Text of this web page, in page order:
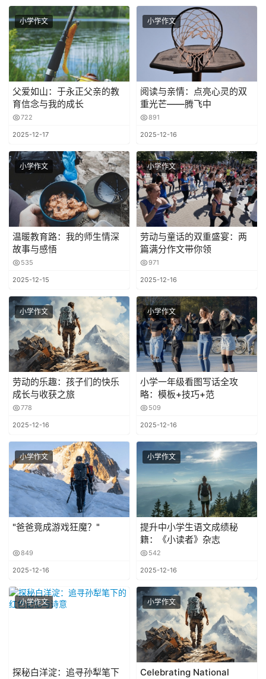
小学作文
父爱如山：于永正父亲的教
育信念与我的成长
722
2025-12-17
小学作文
阅读与亲情：点亮心灵的双
重光芒——腾飞中
891
2025-12-16
小学作文
温暖教育路：我的师生情深
故事与感悟
535
2025-12-15
小学作文
劳动与童话的双重盛宴：两
篇满分作文带你领
971
2025-12-16
小学作文
劳动的乐趣：孩子们的快乐
成长与收获之旅
778
2025-12-16
小学作文
小学一年级看图写话全攻
略：模板+技巧+范
509
2025-12-16
小学作文
"爸爸竟成游戏狂魔？"
849
2025-12-16
小学作文
提升中小学生语文成绩秘
籍：《小读者》杂志
542
2025-12-16
小学作文
探秘白洋淀：追寻孙犁笔下
小学作文
Celebrating National